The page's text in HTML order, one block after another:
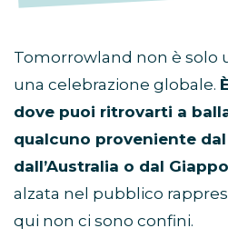
Tomorrowland non è solo
una celebrazione globale.
dove puoi ritrovarti a
qualcuno proveniente dal
dall’Australia o dal
alzata nel pubblico
qui non ci sono confini.